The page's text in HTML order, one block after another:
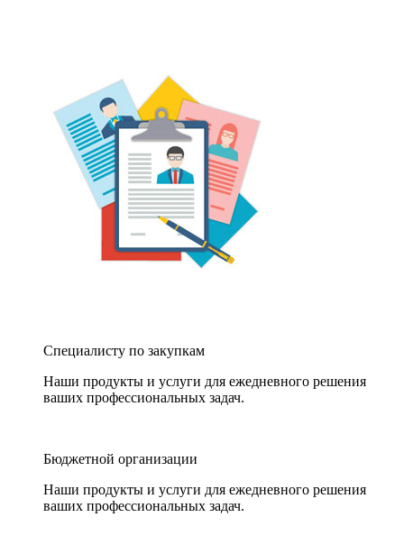
Специалисту по закупкам
Наши продукты и услуги для ежедневного решения
ваших профессиональных задач.
Бюджетной организации
Наши продукты и услуги для ежедневного решения
ваших профессиональных задач.